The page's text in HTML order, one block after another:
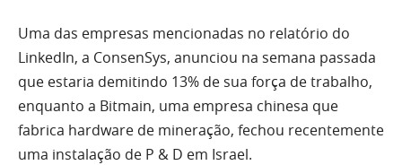
Uma das empresas mencionadas no relatório do
LinkedIn, a ConsenSys, anunciou na semana passada
que estaria demitindo 13% de sua força de trabalho,
enquanto a Bitmain, uma empresa chinesa que
fabrica hardware de mineração, fechou recentemente
uma instalação de P & D em Israel.